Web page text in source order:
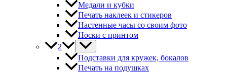
Медали и кубки
Печать наклеек и стикеров
Настенные часы со своим фото
Носки с принтом
2
Подставки для кружек, бокалов
Печать на подушках